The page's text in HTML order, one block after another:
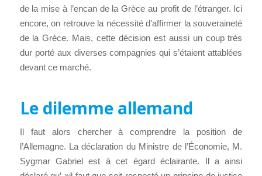
de la mise à l’encan de la Grèce au profit de l’étranger. Ici
encore, on retrouve la nécessité d’affirmer la souveraineté
de la Grèce. Mais, cette décision est aussi un coup très
dur porté aux diverses compagnies qui s’étaient attablées
devant ce marché.
Le dilemme allemand
Il faut alors chercher à comprendre la position de
l’Allemagne. La déclaration du Ministre de l’Économie, M.
Sygmar Gabriel est à cet égard éclairante. Il a ainsi